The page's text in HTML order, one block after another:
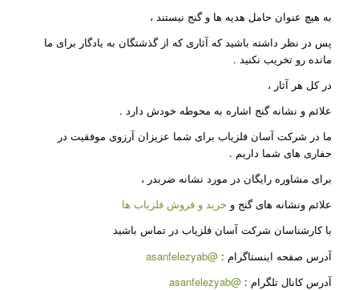
به هیچ عنوان حامل هدیه ها و گنج نیستند ،
پس در نظر داشته باشید که آثاری که از گذشتگان به یادگار برای ما
مانده رو تخریب نکنید .
در کل هر آثار ،
علائم و نشانه گنج اشاره به محوطه خودش دارد .
ما در شرکت آسان فلزیاب برای شما عزیزان آرزوی موفقیت در
حفاری های شما داریم .
برای مشاوره رایگان در مورد نشانه ضربدر ،
علائم ونشانه های گنج و خرید و فروش فلزیاب ها
با کارشناسان شرکت آسان فلزیاب در تماس باشید
آدرس صفحه اینستاگرام : @asanfelezyab
آدرس کانال تلگرام : @asanfelezyab